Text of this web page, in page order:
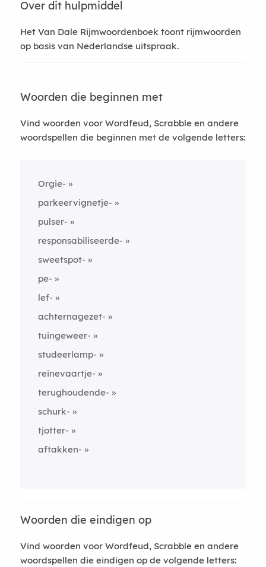
Over dit hulpmiddel
Het Van Dale Rijmwoordenboek toont rijmwoorden
op basis van Nederlandse uitspraak.
Woorden die beginnen met
Vind woorden voor Wordfeud, Scrabble en andere
woordspellen die beginnen met de volgende letters:
Orgie-
parkeervignetje-
pulser-
responsabiliseerde-
sweetspot-
pe-
lef-
achternagezet-
tuingeweer-
studeerlamp-
reinevaartje-
terughoudende-
schurk-
tjotter-
aftakken-
Woorden die eindigen op
Vind woorden voor Wordfeud, Scrabble en andere
woordspellen die eindigen op de volgende letters: